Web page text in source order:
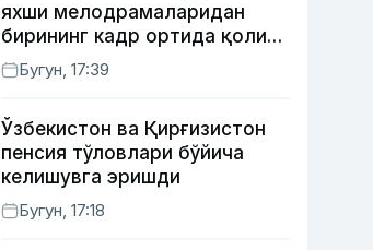
яхши мелодрамаларидан
бирининг кадр ортида қолиб
кетган воқеалари
Бугун, 17:39
Ўзбекистон ва Қирғизистон
пенсия тўловлари бўйича
келишувга эришди
Бугун, 17:18